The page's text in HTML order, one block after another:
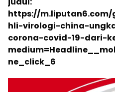
https://
hli-virologi-china-
corona-covid-19-dari-
ne_click_6